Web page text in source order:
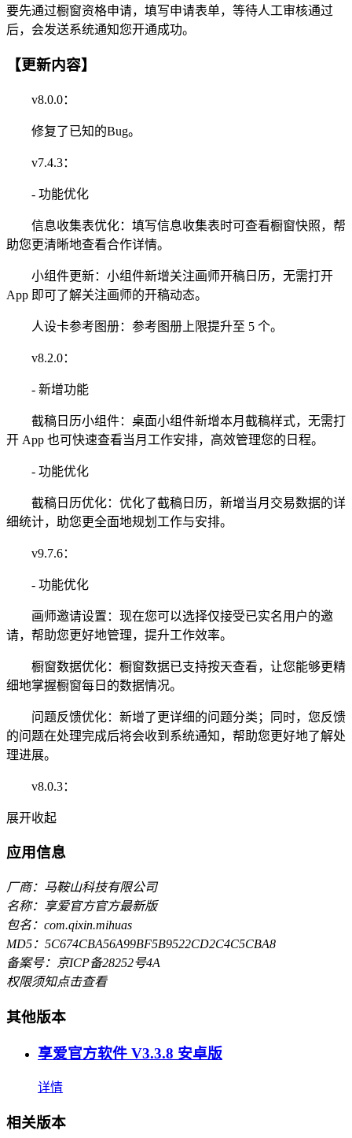
要先通过橱窗资格申请，填写申请表单，等待人工审核通过
后，会发送系统通知您开通成功。
【更新内容】
v8.0.0：
修复了已知的Bug。
v7.4.3：
- 功能优化
信息收集表优化：填写信息收集表时可查看橱窗快照，帮
助您更清晰地查看合作详情。
小组件更新：小组件新增关注画师开稿日历，无需打开
App 即可了解关注画师的开稿动态。
人设卡参考图册：参考图册上限提升至 5 个。
v8.2.0：
- 新增功能
截稿日历小组件：桌面小组件新增本月截稿样式，无需打
开 App 也可快速查看当月工作安排，高效管理您的日程。
- 功能优化
截稿日历优化：优化了截稿日历，新增当月交易数据的详
细统计，助您更全面地规划工作与安排。
v9.7.6：
- 功能优化
画师邀请设置：现在您可以选择仅接受已实名用户的邀
请，帮助您更好地管理，提升工作效率。
橱窗数据优化：橱窗数据已支持按天查看，让您能够更精
细地掌握橱窗每日的数据情况。
问题反馈优化：新增了更详细的问题分类；同时，您反馈
的问题在处理完成后将会收到系统通知，帮助您更好地了解处
理进展。
v8.0.3：
展开收起
应用信息
厂商：马鞍山科技有限公司
名称：享爱官方官方最新版
包名：com.qixin.mihuas
MD5：5C674CBA56A99BF5B9522CD2C4C5CBA8
备案号：京ICP备28252号4A
权限须知点击查看
其他版本
享爱官方软件 V3.3.8 安卓版
详情
相关版本